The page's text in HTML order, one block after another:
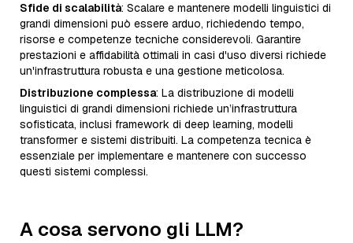
Sfide di scalabilità: Scalare e mantenere modelli linguistici di
grandi dimensioni può essere arduo, richiedendo tempo,
risorse e competenze tecniche considerevoli. Garantire
prestazioni e affidabilità ottimali in casi d'uso diversi richiede
un'infrastruttura robusta e una gestione meticolosa.
Distribuzione complessa: La distribuzione di modelli
linguistici di grandi dimensioni richiede un’infrastruttura
sofisticata, inclusi framework di deep learning, modelli
transformer e sistemi distribuiti. La competenza tecnica è
essenziale per implementare e mantenere con successo
questi sistemi complessi.
A cosa servono gli LLM?